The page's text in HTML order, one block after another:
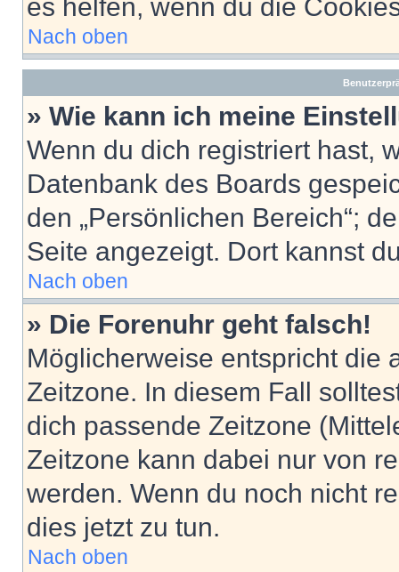
es helfen, wenn du die
Nach oben
» Wie kann ich meine
Wenn du dich registriert hast,
Datenbank des Boards
den „Persönlichen Bereich“;
Seite angezeigt. Dort kannst
Nach oben
» Die Forenuhr geht falsch!
Möglicherweise entspricht die
Zeitzone. In diesem Fall
dich passende Zeitzone
Zeitzone kann dabei nur von
werden. Wenn du noch nicht
dies jetzt zu tun.
Nach oben